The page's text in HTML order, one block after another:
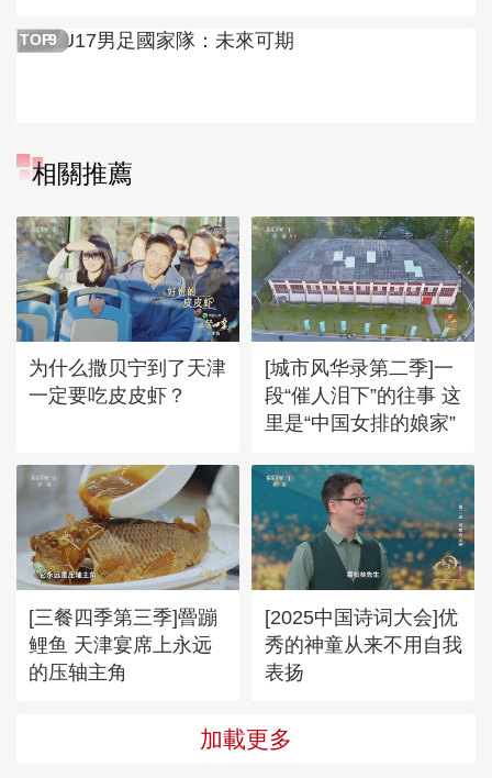
TOP9 U17男足國家隊：未來可期
相關推薦
为什么撒贝宁到了天津
一定要吃皮皮虾？
[城市风华录第二季]一
段“催人泪下”的往事 这
里是“中国女排的娘家”
[三餐四季第三季]罾蹦
鲤鱼 天津宴席上永远
的压轴主角
[2025中国诗词大会]优
秀的神童从来不用自我
表扬
加載更多